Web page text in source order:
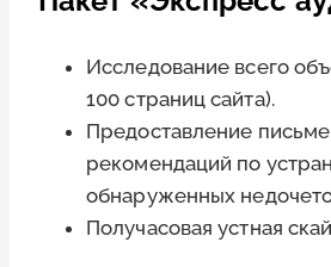
Исследование всего
100 страниц сайта).
Предоставление
рекомендаций по
обнаруженных
Получасовая устная